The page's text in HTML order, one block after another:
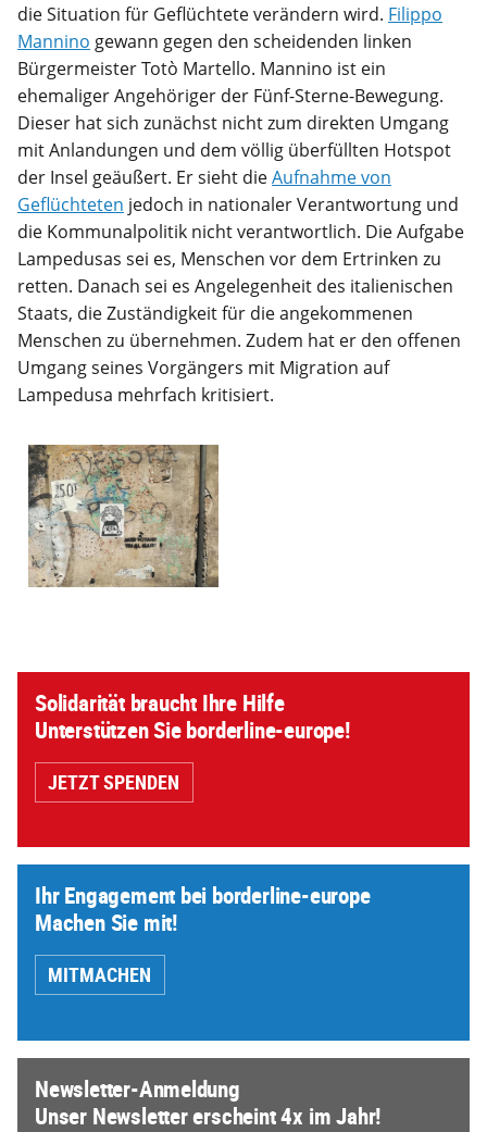
die Situation für Geflüchtete verändern wird. Filippo
Mannino gewann gegen den scheidenden linken
Bürgermeister Totò Martello. Mannino ist ein
ehemaliger Angehöriger der Fünf-Sterne-Bewegung.
Dieser hat sich zunächst nicht zum direkten Umgang
mit Anlandungen und dem völlig überfüllten Hotspot
der Insel geäußert. Er sieht dieAufnahme von
Geflüchteten jedoch in nationaler Verantwortung und
die Kommunalpolitik nicht verantwortlich. Die Aufgabe
Lampedusas sei es, Menschen vor dem Ertrinken zu
retten. Danach sei es Angelegenheit des italienischen
Staats, die Zuständigkeit für die angekommenen
Menschen zu übernehmen. Zudem hat er den offenen
Umgang seines Vorgängers mit Migration auf
Lampedusa mehrfach kritisiert.
Solidarität braucht Ihre Hilfe
Unterstützen Sie borderline-europe!
JETZT SPENDEN
Ihr Engagement bei borderline-europe
Machen Sie mit!
MITMACHEN
Newsletter-Anmeldung
Unser Newsletter erscheint 4x im Jahr!